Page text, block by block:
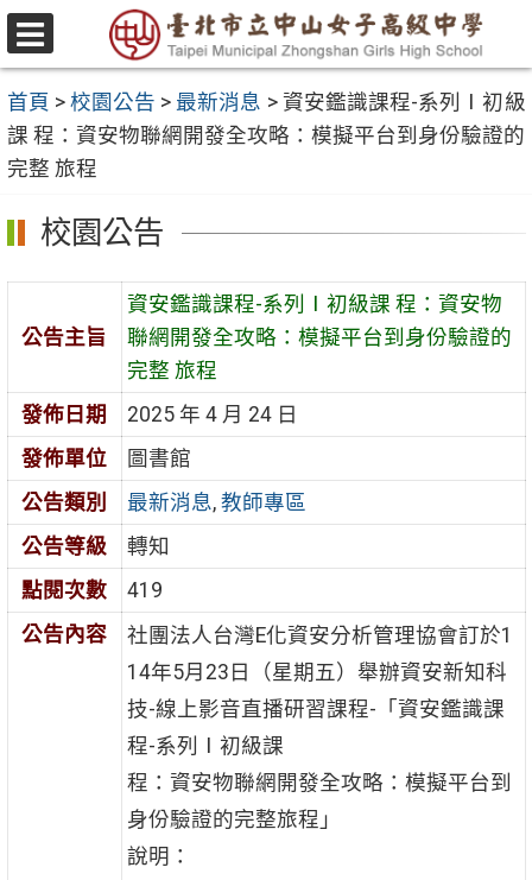
跳
至
要
內
容
區
選
單
首頁 > 校園公告 > 最新消息 > 資安鑑識課程-系列Ⅰ初級
課 程：資安物聯網開發全攻略：模擬平台到身份驗證的
完整 旅程
校園公告
公告主旨
資安鑑識課程-系列Ⅰ初級課 程：資安物
聯網開發全攻略：模擬平台到身份驗證的
完整 旅程
發佈日期
2025 年 4 月 24 日
發佈單位
圖書館
公告類別
最新消息, 教師專區
公告等級
轉知
點閱次數
419
公告內容
社團法人台灣E化資安分析管理協會訂於1
14年5月23日（星期五）舉辦資安新知科
技-線上影音直播研習課程-「資安鑑識課
程-系列Ⅰ初級課
程：資安物聯網開發全攻略：模擬平台到
身份驗證的完整旅程」
說明：